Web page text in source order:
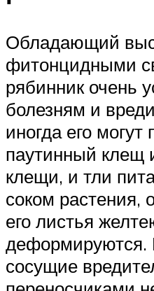
Обладающий
фитонцидными
рябинник очень
болезням и
иногда его могут
паутинный клещ
клещи, и тли
соком растения,
его листья
деформируются.
сосущие